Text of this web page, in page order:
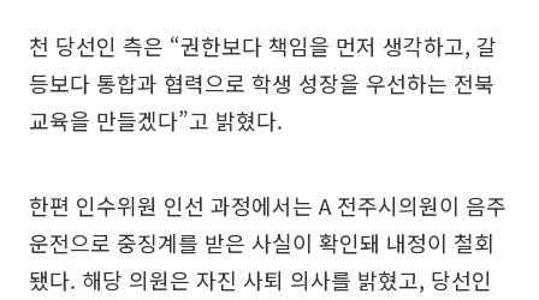
천 당선인 측은 “권한보다 책임을 먼저 생각하고, 갈
등보다 통합과 협력으로 학생 성장을 우선하는 전북
교육을 만들겠다”고 밝혔다.
한편 인수위원 인선 과정에서는 A 전주시의원이 음주
운전으로 중징계를 받은 사실이 확인돼 내정이 철회
됐다. 해당 의원은 자진 사퇴 의사를 밝혔고, 당선인